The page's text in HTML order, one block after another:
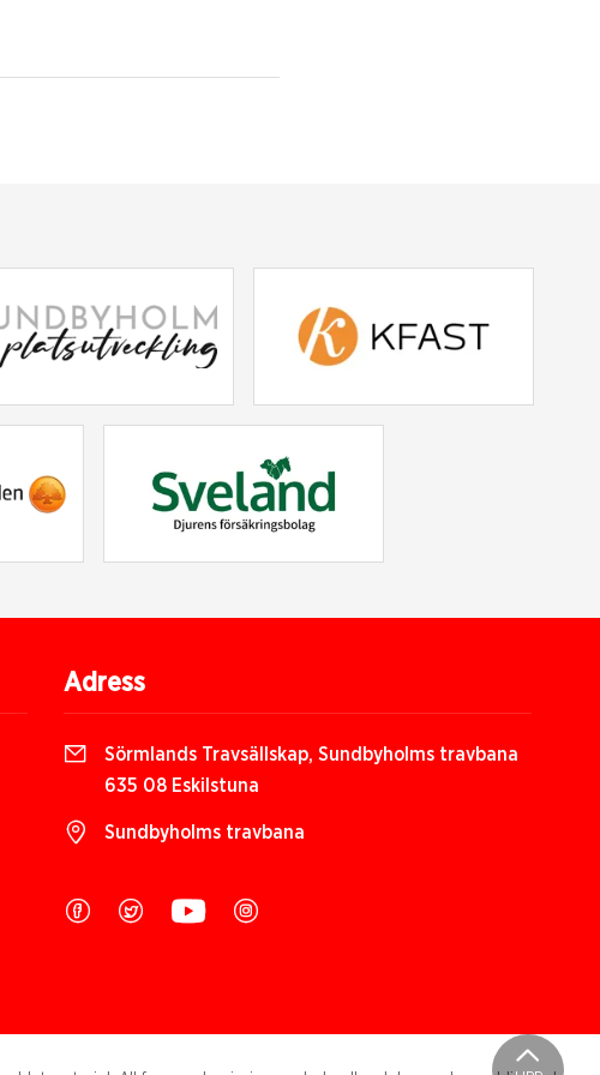
Adress
Sörmlands Travsällskap, Sundbyholms travbana
635 08 Eskilstuna
Sundbyholms travbana